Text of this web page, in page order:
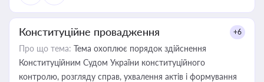
Конституційне провадження +6
Про що тема: Тема охоплює порядок здійснення
Конституційним Судом України конституційного
контролю, розгляду справ, ухвалення актів і формування